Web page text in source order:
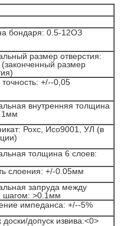
бондаря: 0.5-12ОЗ
размер отверстия:
размер
+/--0,05
внутренняя толщина
Рохс, Исо9001, УЛ (в
толщина 6 слоев:
слоения: +/-0.05мм
запруда между
шагом: >0.1мм
импеданса: +/--5%
допуск извива:<0>